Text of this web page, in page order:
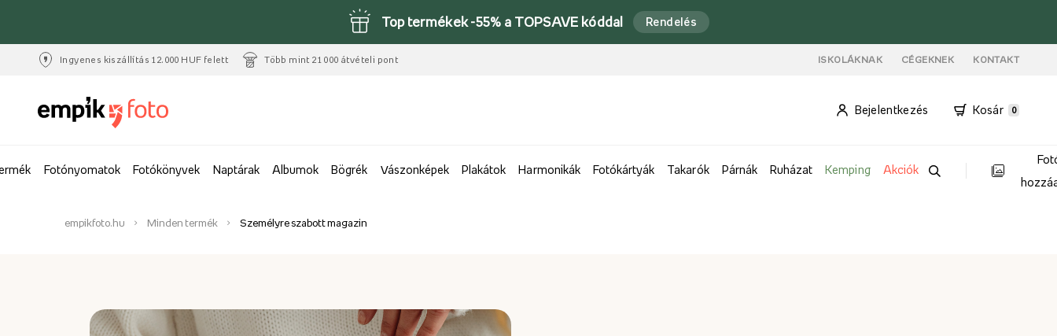
Top termékek -55% a TOPSAVE kóddal Rendelés
Ingyenes kiszállítás 12.000 HUF felett Több mint 21 000 átvételi pont ISKOLÁKNAK CÉGEKNEK KONTAKT
Bejelentkezés Kosár 0
Fotónyomatok Fotókönyvek Naptárak Albumok Bögrék Vászonképek Plakátok Harmonikák Fotókártyák Takarók Párnák Ruházat Kemping Akciók
empikfoto.hu Minden termék Személyre szabott magazin